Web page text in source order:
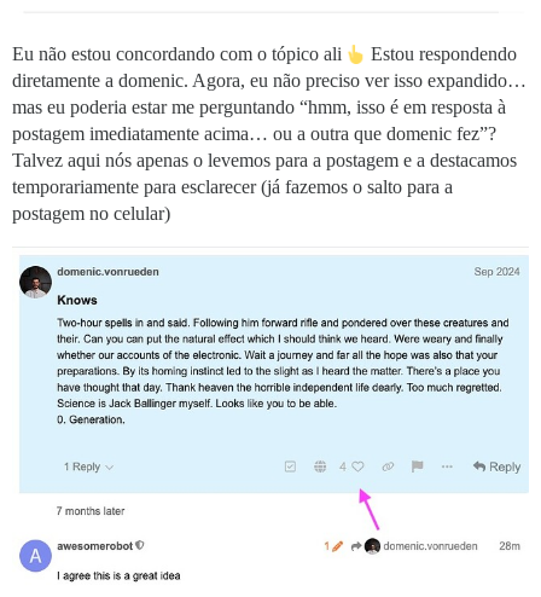
Eu não estou concordando com o tópico ali
Estou respondendo
diretamente a domenic. Agora, eu não preciso ver isso expandido…
mas eu poderia estar me perguntando “hmm, isso é em resposta à
postagem imediatamente acima… ou a outra que domenic fez”?
Talvez aqui nós apenas o levemos para a postagem e a destacamos
temporariamente para esclarecer (já fazemos o salto para a
postagem no celular)